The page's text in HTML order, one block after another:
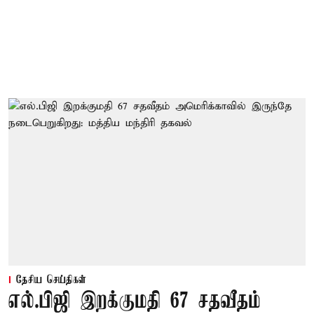
தேசிய செய்திகள்
எல்.பிஜி இறக்குமதி 67 சதவீதம்